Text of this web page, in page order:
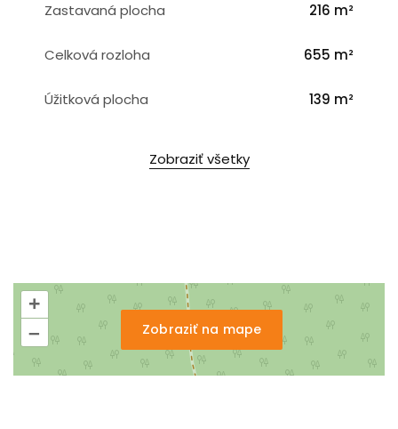
Zastavaná plocha 216 m²
Celková rozloha 655 m²
Úžitková plocha 139 m²
Zobraziť všetky
Zobraziť na mape
+
–